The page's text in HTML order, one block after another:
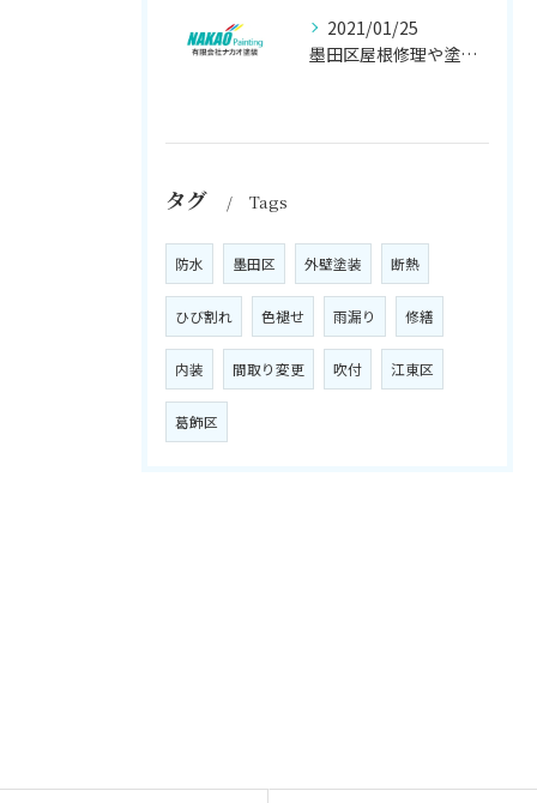
2021/01/25
墨田区屋根修理や塗装工事は、【人気のナカオ塗装へ！】
タグ Tags
防水 墨田区 外壁塗装 断熱
ひび割れ 色褪せ 雨漏り 修繕
内装 間取り変更 吹付 江東区
葛飾区